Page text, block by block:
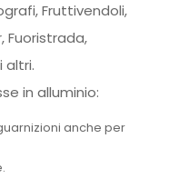
Fruttivendoli,
Fuoristrada,
altri.
in alluminio:
anche per